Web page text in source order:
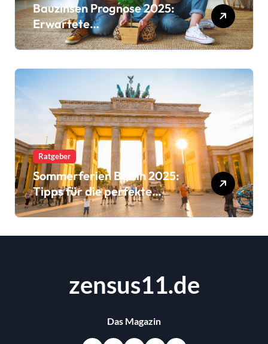
Bauzinsen Prognose 2025:
Erwartete
Zinsschwankungen und
Trends
Ratgeber
Sommerferien Berlin 2025:
Tipps für die perfekte
Urlaubsplanung
zensus11.de
Das Magazin